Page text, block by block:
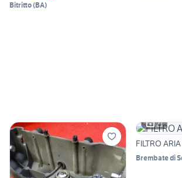
Bitritto(BA)
21
FILTRO
Brembate di